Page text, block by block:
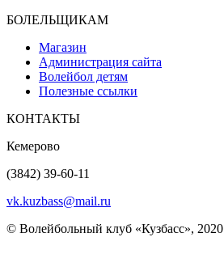
БОЛЕЛЬЩИКАМ
Магазин
Администрация сайта
Волейбол детям
Полезные ссылки
КОНТАКТЫ
Кемерово
(3842) 39-60-11
vk.kuzbass@mail.ru
© Волейбольный клуб «Кузбасс», 2020